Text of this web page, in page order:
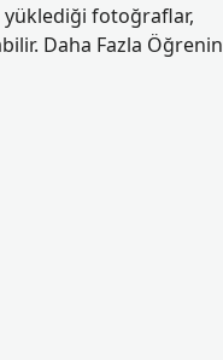
yüklediği fotoğraflar,
Daha Fazla Öğrenin